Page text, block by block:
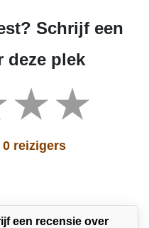
Schrijf een
deze plek
0 reizigers
een recensie over